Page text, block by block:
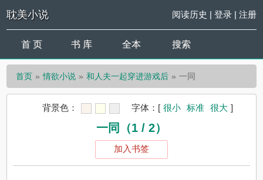
耽美小说 阅读历史 | 登录| 注册
首 页 书 库 全本 搜索
首页 情欲小说 和人夫一起穿进游戏后 一同
背景色： 字体： [ 很小 标准 很大 ]
一同（1 / 2）
加入书签